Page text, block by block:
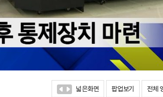
넓은화면 팝업보기 전체